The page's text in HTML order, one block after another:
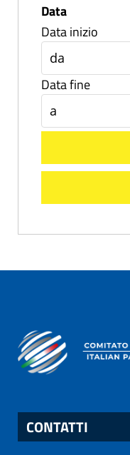
Data
Data inizio
Data fine
CONTATTI